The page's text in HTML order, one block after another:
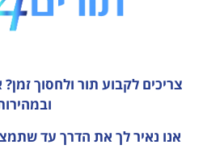
צריכים לקבוע תור ולחסוך זמן?
אנו נאיר לך את הדרך עד